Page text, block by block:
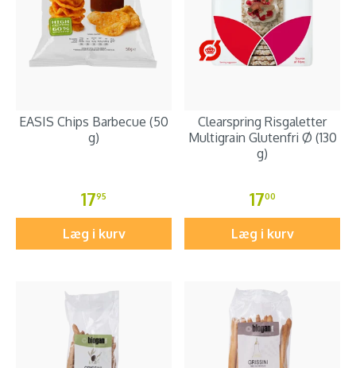
EASIS Chips Barbecue (50
g)
1795
Læg i kurv
Clearspring Risgaletter
Multigrain Glutenfri Ø (130
g)
1700
Læg i kurv